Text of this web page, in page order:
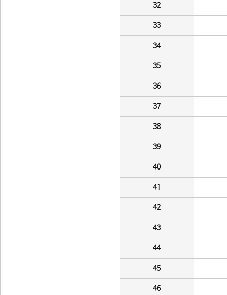
32
33
34
35
36
37
38
39
40
41
42
43
44
45
46